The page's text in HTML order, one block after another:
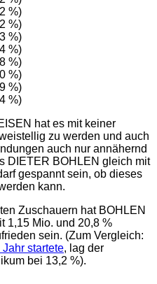
%)
%)
%)
%)
%)
%)
%)
%)
hat es mit keiner
zu werden und auch
auch nur annähernd
DIETER BOHLEN gleich mit
gespannt sein, ob dieses
kann.
Zuschauern hat BOHLEN
1,15 Mio. und 20,8 %
sein. (Zum Vergleich:
startete, lag der
bei 13,2 %).